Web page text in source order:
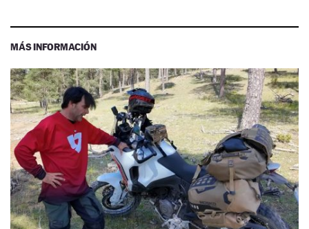
MÁS INFORMACIÓN